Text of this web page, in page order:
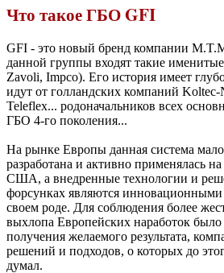
Что такое ГБО GFI
GFI - это новый бренд компании
данной группы входят такие
Zavoli, Impco). Его история имеет
идут от голландских компаний Koltec-
Teleflex... родоначальников всех
ГБО 4-го поколения...
На рынке Европы данная система мало
разработана и активно применялась
США, а внедренные технологии и
форсунках являются
своем роде. Для соблюдения более
выхлопа Европейских наработок было
получения желаемого результата,
решений и подходов, о которых до
думал.